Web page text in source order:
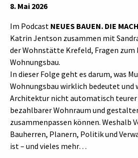
8. Mai 2026
Im Podcast NEUES BAUEN. DIE
Katrin Jentson zusammen mit
der Wohnstätte Krefeld, Fragen zum
Wohnungsbau.
In dieser Folge geht es darum, was
Wohnungsbau wirklich bedeutet und
Architektur nicht automatisch teurer
bezahlbarer Wohnraum und
zusammenpassen können. Weshalb
Bauherren, Planern, Politik und
ist – und vieles mehr…